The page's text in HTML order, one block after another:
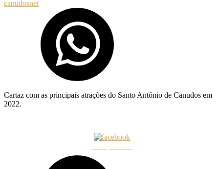
canudosnet
Cartaz com as principais atrações do Santo Antônio de Canudos em
2022.